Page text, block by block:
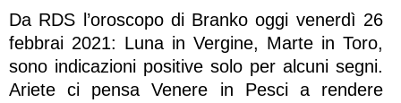
Da RDS l’oroscopo di Branko oggi venerdì 26
febbrai 2021: Luna in Vergine, Marte in Toro,
sono indicazioni positive solo per alcuni segni.
Ariete ci pensa Venere in Pesci a rendere